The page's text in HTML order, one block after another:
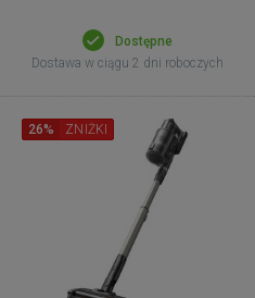
Dostępne
Dostawa w ciągu 2 dni roboczych
26% ZNIŻKI